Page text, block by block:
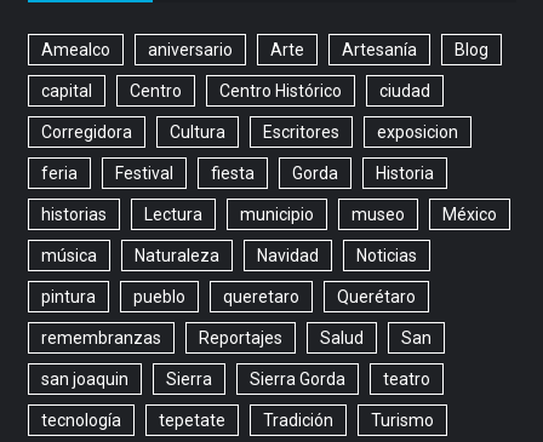
Amealco aniversario Arte Artesanía Blog
capital Centro Centro Histórico ciudad
Corregidora Cultura Escritores exposicion
feria Festival fiesta Gorda Historia
historias Lectura municipio museo México
música Naturaleza Navidad Noticias
pintura pueblo queretaro Querétaro
remembranzas Reportajes Salud San
san joaquin Sierra Sierra Gorda teatro
tecnología tepetate Tradición Turismo